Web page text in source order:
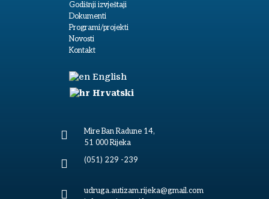
Godišnji izvještaji
Dokumenti
Programi/projekti
Novosti
Kontakt
English
Hrvatski

Mire Ban Radune 14,
51 000 Rijeka
 (051) 229 -239

udruga.autizam.rijeka@gmail.com